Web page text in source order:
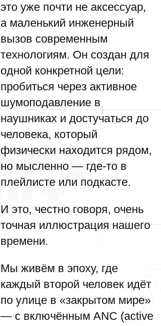
это уже почти не аксессуар,
а маленький инженерный
вызов современным
технологиям. Он создан для
одной конкретной цели:
пробиться через активное
шумоподавление в
наушниках и достучаться до
человека, который
физически находится рядом,
но мысленно — где-то в
плейлисте или подкасте.
И это, честно говоря, очень
точная иллюстрация нашего
времени.
Мы живём в эпоху, где
каждый второй человек идёт
по улице в «закрытом мире»
— с включённым ANC (active